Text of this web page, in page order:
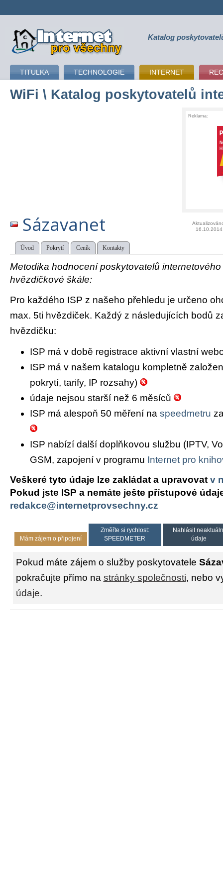
připojení k internetu Katalog
TITULKA TECHNOLOGIE INTERNET
WiFi \ Katalog poskytovatelů
Reklama:
Sázavanet
16.10.2014
Úvod Pokrytí Ceník Kontakty
Metodika hodnocení poskytovatelů
hvězdičkové škále:
Pro každého ISP z našeho přehledu je určeno
max. 5ti hvězdiček. Každý z následujících bodů
hvězdičku:
ISP má v době registrace aktivní vlastní
ISP má v našem katalogu kompletně
pokrytí, tarify, IP rozsahy)
údaje nejsou starší než 6 měsíců
ISP má alespoň 50 měření na speedmetru
ISP nabízí další doplňkovou službu (IPTV,
GSM, zapojení v programu Internet pro
Veškeré tyto údaje lze zakládat a upravovat v
Pokud jste ISP a nemáte ješte přístupové
redakce@internetprovsechny.cz
Mám zájem o připojení
Změřte si rychlost:
SPEEDMETER
Nahlásit
údaje
Pokud máte zájem o služby poskytovatele
pokračujte přímo na stránky společnosti, nebo
údaje.